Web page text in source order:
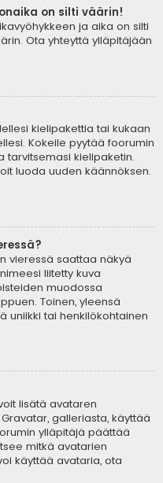
on silti väärin!
ja aika on silti
Ota yhteyttä ylläpitäjään
kielipakettia tai kukaan
Kokeile pyytää foorumin
tarvitsemasi kielipaketin.
luoda uuden käännöksen.
vieressä saattaa näkyä
liitetty kuva
muodossa
Toinen, yleensä
uniikki tai henkilökohtainen
lisätä avataren
galleriasta, käyttää
ylläpitäjä päättää
mitkä avatarien
käyttää avataria, ota